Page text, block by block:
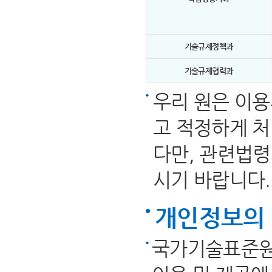
기술규제정책과
기술규제협력과
우리 원은 이
고 적정하게
다만, 관련법
시기 바랍니다.
개인정보
국가기술표준